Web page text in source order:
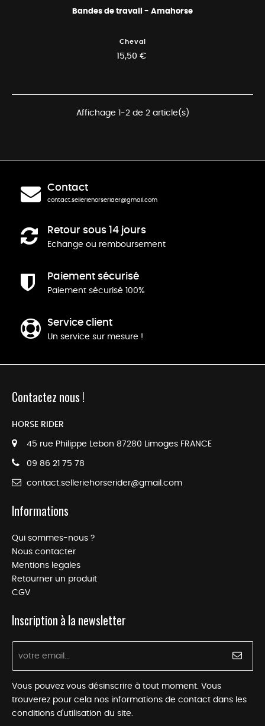
Bandes de travail - Amahorse
Cheval
15,50 €
Affichage 1-2 de 2 article(s)
Contact
contact.selleriehorserider@gmail.com
Retour sous 14 jours
Echange ou remboursement
Paiement sécurisé
Paiement sécurisé 100%
Service client
Un service sur mesure !
Contactez nous !
HORSE RIDER
45 rue Philippe Lebon 87280 Limoges FRANCE
09 86 21 75 78
contact.selleriehorserider@gmail.com
Informations
Qui sommes-nous ?
Nous contacter
Mentions legales
Retourner un produit
CGV
Inscription à la newsletter
Vous pouvez vous désinscrire à tout moment. Vous
trouverez pour cela nos informations de contact dans les
conditions d'utilisation du site.